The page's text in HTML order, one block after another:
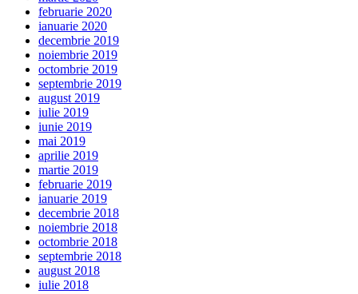
februarie 2020
ianuarie 2020
decembrie 2019
noiembrie 2019
octombrie 2019
septembrie 2019
august 2019
iulie 2019
iunie 2019
mai 2019
aprilie 2019
martie 2019
februarie 2019
ianuarie 2019
decembrie 2018
noiembrie 2018
octombrie 2018
septembrie 2018
august 2018
iulie 2018